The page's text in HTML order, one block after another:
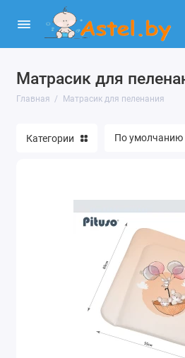
Матрасик для
Главная Матрасик для пеленания
Категории